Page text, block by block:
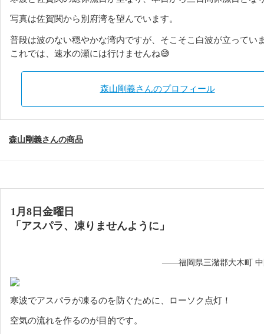
写真は佐賀関から別府湾を望んでいます。
普段は波のない穏やかな湾内ですが、そこそこ白波が立ってい
これでは、速水の瀬には行けませんね😅
森山剛義さんのプロフィール
森山剛義さんの商品
1月8日金曜日
「アスパラ、凍りませんように」
——福岡県三潴郡大木町 中
寒波でアスパラが凍るのを防ぐために、ローソク点灯！
空気の流れを作るのが目的です。